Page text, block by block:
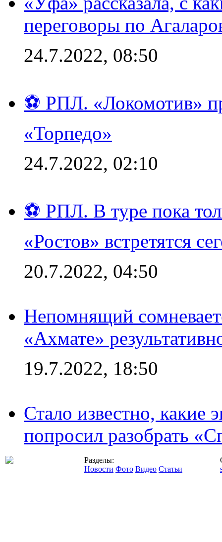
переговоры по
24.7.2022, 08:50
⚽ РПЛ. «Локомотив»
«Торпедо»
24.7.2022, 02:10
⚽ РПЛ. В туре пока
«Ростов» встретятся
20.7.2022, 04:50
Непомнящий
«Ахмате»
19.7.2022, 18:50
Стало известно, какие
попросил разобрать
Разделы:
Новости Фото Видео Статьи